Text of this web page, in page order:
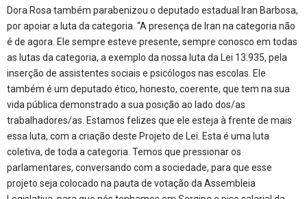
Dora Rosa também parabenizou o deputado estadual Iran Barbosa,
por apoiar a luta da categoria. “A presença de Iran na categoria não
é de agora. Ele sempre esteve presente, sempre conosco em todas
as lutas da categoria, a exemplo da nossa luta da Lei 13.935, pela
inserção de assistentes sociais e psicólogos nas escolas. Ele
também é um deputado ético, honesto, coerente, que tem na sua
vida pública demonstrado a sua posição ao lado dos/as
trabalhadores/as. Estamos felizes que ele esteja à frente de mais
essa luta, com a criação deste Projeto de Lei. Esta é uma luta
coletiva, de toda a categoria. Temos que pressionar os
parlamentares, conversando com a sociedade, para que esse
projeto seja colocado na pauta de votação da Assembleia